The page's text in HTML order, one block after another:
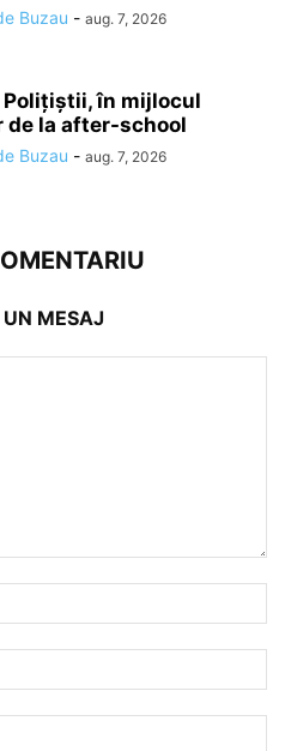
Buzau - aug. 7, 2026
Polițiștii, în mijlocul
de la after-school
Buzau - aug. 7, 2026
MESAJ